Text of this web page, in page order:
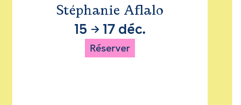
Stéphanie Aflalo
15 → 17 déc.
Réserver